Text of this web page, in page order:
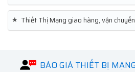
★ Thiết Thị Mạng giao hàng, vận
BÁO GIÁ THIẾT BỊ